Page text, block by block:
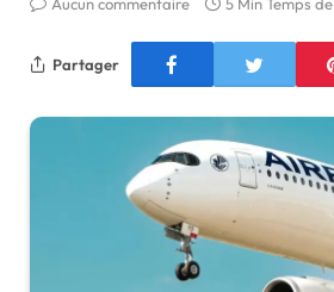
Partager